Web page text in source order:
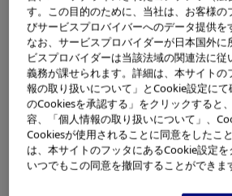
中国四川省・成都市の主要幹線道路に面
に、大型ネオンサインを新設、1998年 4
ました。
成都市は人口約1000万人を有する中国の
より蘭州、鄭州とならび重点開発発展都
信、交通、物流などの発展促進に重点を
す。この目的のために、当社は、お客様の
びサービスプロバイバーへのデータ提供を
なお、サービスプロバイダーが日本国外に
ビスプロバイダーは当該法域の関連法に従
義務が課せられます。詳細は、本サイトの
報の取り扱いについて」とCookie設定に
のCookiesを承認する」をクリックすると
容、「個人情報の取り扱いについて」、
Cookiesが使用されることに同意をしたこ
は、本サイトのフッタにあるCookie設定を
いつでもこの同意を撤回することができま